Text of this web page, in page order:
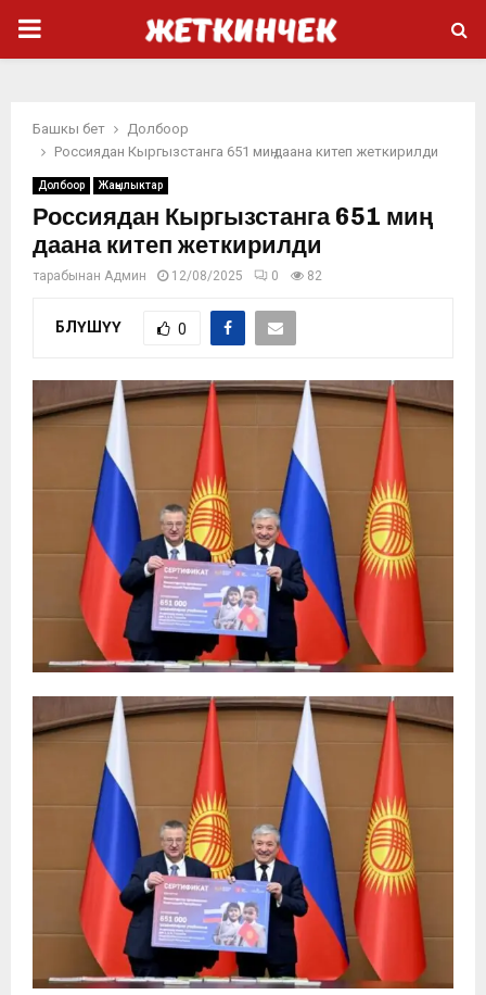
PRIMARY
Башкы бет
Долбоор
Россиядан Кыргызстанга 651 миң даана китеп жеткирилди
Долбоор Жаңылыктар
Россиядан Кыргызстанга 651 миң
даана китеп жеткирилди
тарабынан Админ 12/08/2025 0 82
БӨЛҮШҮҮ 0